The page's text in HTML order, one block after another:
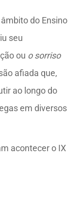
do Ensino
seu
ou o sorriso
afiada que,
ao longo do
em diversos
acontecer o IX